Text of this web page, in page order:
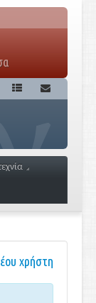
χρήστη